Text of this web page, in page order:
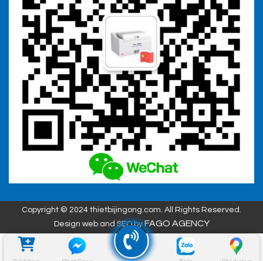
Copyright © 2024 thietbijingong.com. All Rights Reserved.
Design web and SEO byFAGO AGENCY